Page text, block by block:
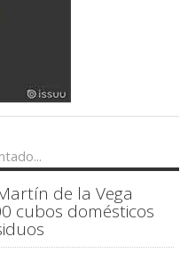
de la Vega
cubos domésticos